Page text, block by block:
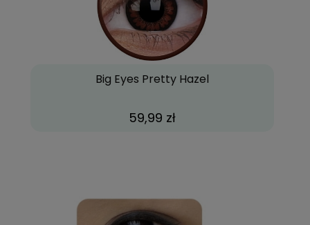
Big Eyes Pretty Hazel
59,99 zł